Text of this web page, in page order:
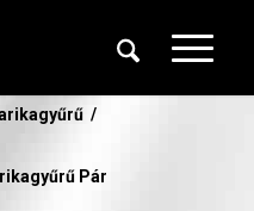
/
Pár